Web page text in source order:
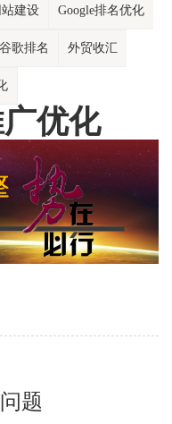
建设 Google排名优化
歌排名 外贸收汇
优化
题